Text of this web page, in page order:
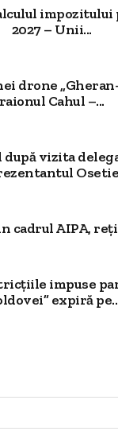
2027 – Unii...
drone
raionul Cahul –...
după vizita
cadrul AIPA,
impuse
expiră